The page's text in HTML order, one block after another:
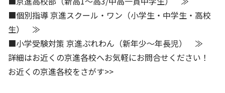
フランチャイズ事業
立木奨学金
DX（デジタル変革）
ディスクロージャーポリシー
免責事項
IRお問合せ
保育事業 採用
日本語教育事業 採用
介護事業 採用
■個別指導 京進スクール・ワン（小学生・中学生・高校
生） ≫
■小学受験対策 京進ぷれわん（新年少〜年長児） ≫
詳細はお近くの京進各校へお気軽にお問合せください！
お近くの京進各校をさがす>>